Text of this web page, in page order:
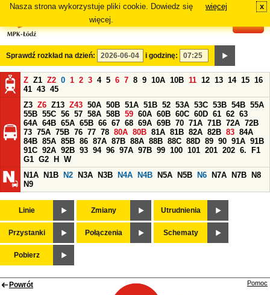
Nasza strona wykorzystuje pliki cookie. Dowiedz się
więcej.
więcej x
Sprawdź rozkład na dzień: i godzinę:
Z Z1 Z2 0 1 2 3 4 5 6 7 8 9 10A 10B 11 12 13 14 15 16
41 43 45
Z3 Z6 Z13 Z43 50A 50B 51A 51B 52 53A 53C 53B 54B 55A
55B 55C 56 57 58A 58B 59 60A 60B 60C 60D 61 62 63
64A 64B 65A 65B 66 67 68 69A 69B 70 71A 71B 72A 72B
73 75A 75B 76 77 78 80A 80B 81A 81B 82A 82B 83 84A
84B 85A 85B 86 87A 87B 88A 88B 88C 88D 89 90 91A 91B
91C 92A 92B 93 94 96 97A 97B 99 100 101 201 202 6.
F1
G1 G2 H
W
N1A
N1B N2 N3A N3B N4A N4B N5A N5B N6 N7A N7B
N8
N9
Linie Zmiany Utrudnienia
Przystanki Połączenia Schematy
Pobierz
Powrót Pomoc